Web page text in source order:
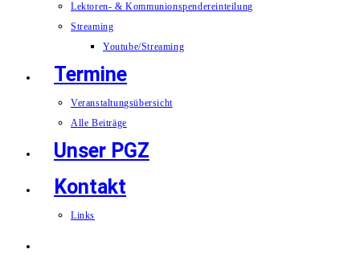
Lektoren- & Kommunionspendereinteilung
Streaming
Youtube/Streaming
Termine
Veranstaltungsübersicht
Alle Beiträge
Unser PGZ
Kontakt
Links